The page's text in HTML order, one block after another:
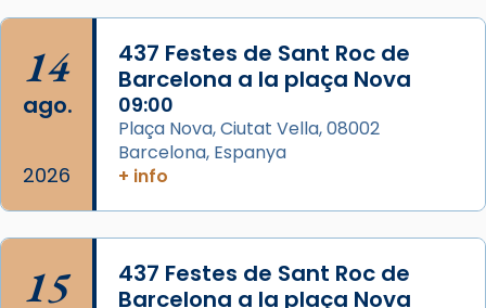
Arquebisbat de Barcelona
2 weeks ago
Memòria de les santes Juliana i
Semproniana, verges i màrtirs.
Acompanyant la història de sant Cugat, a
partir de l’Edat Mitjana sorgeix la tradició
que les santes Juliana (“relatiu a Júlia”) i
Semproniana (“relatiu a Semprònia =
eterna”) són deixebles seves. I l’any 1667, el
14
ago.
2026
437 Festes de Sant Roc de
Barcelona a la plaça Nova
09:00
Plaça Nova, Ciutat Vella, 08002
Barcelona, Espanya
+ info
15
437 Festes de Sant Roc de
Barcelona a la plaça Nova